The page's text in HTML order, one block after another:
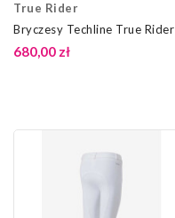
True Rider
Bryczesy Techline True Rider
680,00 zł